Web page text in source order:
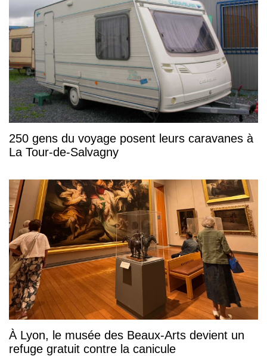
250 gens du voyage posent leurs caravanes à
La Tour-de-Salvagny
À Lyon, le musée des Beaux-Arts devient un
refuge gratuit contre la canicule